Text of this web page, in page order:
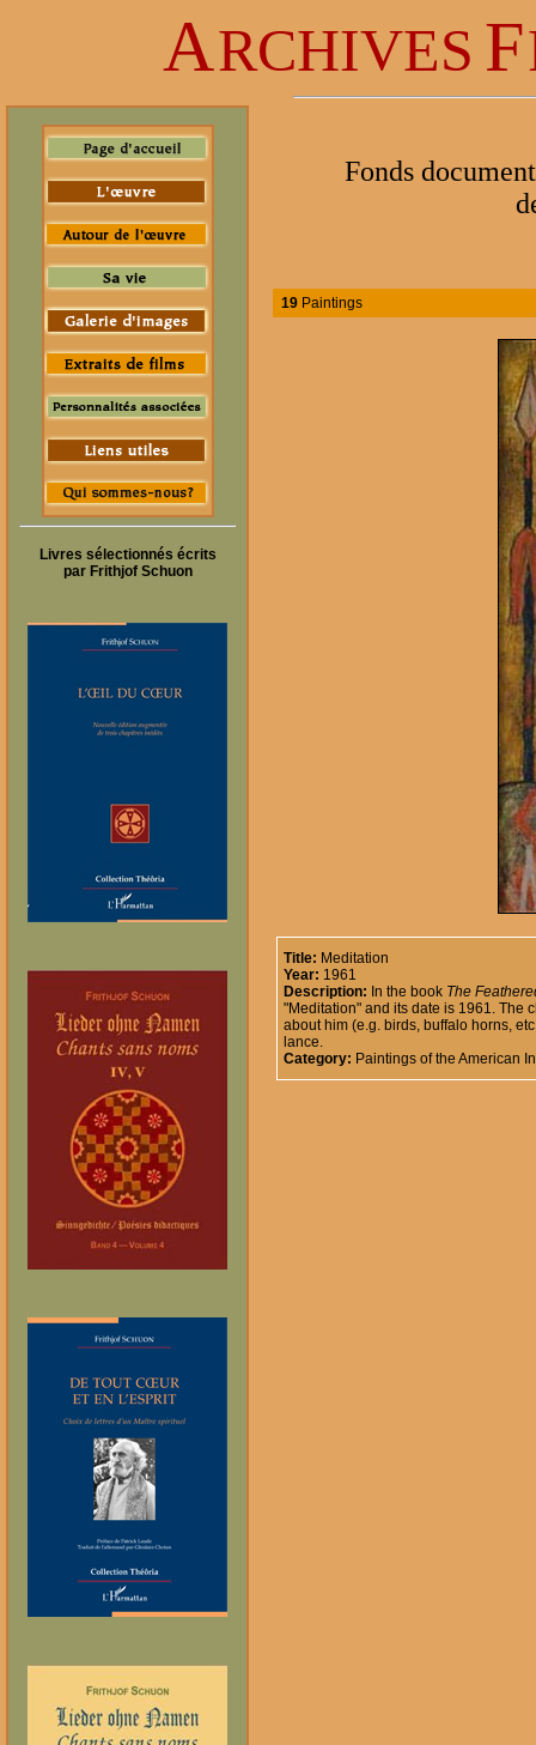
ARCHIVES F
Livres sélectionnés écrits
par Frithjof Schuon
Fonds
19 Paintings
Title: Meditation
Year: 1961
Description: In the book The
"Meditation" and its date is 1961. The
about him (e.g. birds, buffalo horns,
lance.
Category: Paintings of the American